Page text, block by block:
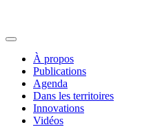
À propos
Publications
Agenda
Dans les territoires
Innovations
Vidéos